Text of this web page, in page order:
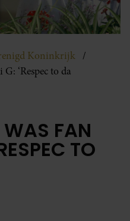
Koninkrijk
‘Respec to da
WAS FAN
TO